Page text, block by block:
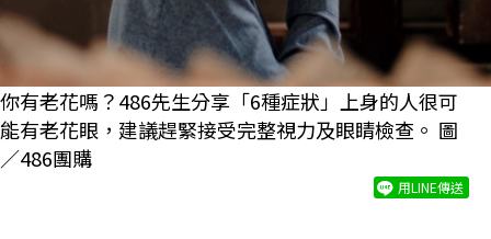
你有老花嗎？486先生分享「6種症狀」上身的人很可
能有老花眼，建議趕緊接受完整視力及眼睛檢查。 圖
／486團購
用LINE傳送